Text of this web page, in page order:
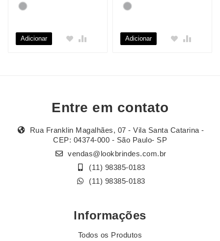
Adicionar Adicionar
Entre em contato
Rua Franklin Magalhães, 07 - Vila Santa Catarina -
CEP: 04374-000 - São Paulo- SP
vendas@lookbrindes.com.br
(11) 98385-0183
(11) 98385-0183
Informações
Todos os Produtos